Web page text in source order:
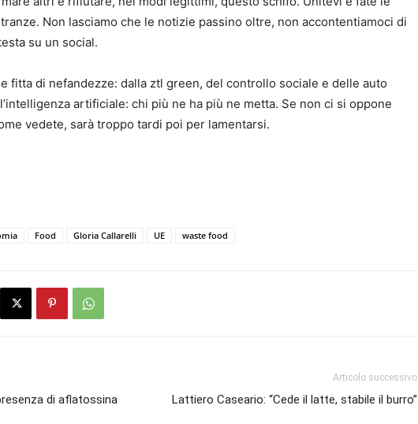
Non lasciamo che le notizie passino oltre, non accontentiamoci di
su un social.
fitta di nefandezze: dalla ztl green, del controllo sociale e delle auto
artificiale: chi più ne ha più ne metta. Se non ci si oppone
vedete, sarà troppo tardi poi per lamentarsi.
Food Gloria Callarelli UE waste food
di aflatossina
Articolo successivo
Lattiero Caseario: “Cede il latte, stabile il burro”